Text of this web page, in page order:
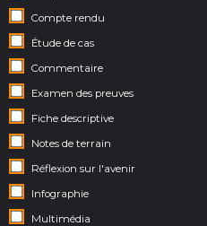
Compte rendu
Étude de cas
Commentaire
Examen des preuves
Fiche descriptive
Notes de terrain
Réflexion sur l'avenir
Infographie
Multimédia